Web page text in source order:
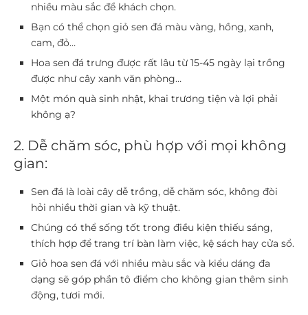
nhiều màu sắc để khách chọn.
Bạn có thể chọn giỏ sen đá màu vàng, hồng, xanh,
cam, đỏ…
Hoa sen đá trưng được rất lâu từ 15-45 ngày lại trồng
được như cây xanh văn phòng…
Một món quà sinh nhật, khai trương tiện và lợi phải
không ạ?
2. Dễ chăm sóc, phù hợp với mọi không
gian:
Sen đá là loài cây dễ trồng, dễ chăm sóc, không đòi
hỏi nhiều thời gian và kỹ thuật.
Chúng có thể sống tốt trong điều kiện thiếu sáng,
thích hợp để trang trí bàn làm việc, kệ sách hay cửa sổ.
Giỏ hoa sen đá với nhiều màu sắc và kiểu dáng đa
dạng sẽ góp phần tô điểm cho không gian thêm sinh
động, tươi mới.